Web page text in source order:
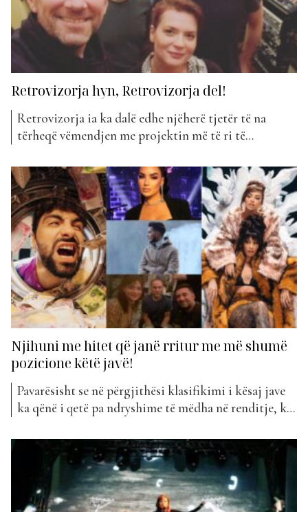
Retrovizorja hyn, Retrovizorja del!
Retrovizorja ia ka dalë edhe njëherë tjetër të na
tërheqë vëmendjen me projektin më të ri të
”Signals” dhe ka hyrë këtë javë në klasifikimin e ”The
Top List”. Votat e publikut kanë bërë që ky projekt të
renditet në vend të...
Njihuni me hitet që janë rritur me më shumë
pozicione këtë javë!
Pavarësisht se në përgjithësi klasifikimi i kësaj jave
ka qënë i qetë pa ndryshime të mëdha në renditje, ka
është konsideruar një muaj pa shumë prurje të reja
muzikore, fansat sërish iu kanë qëndruar besnikë
artistëve të tyre të preferuar, duke...